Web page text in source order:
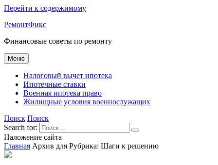
Перейти к содержимому
РемонтФикс
Финансовые советы по ремонту
Меню
Налоговый вычет ипотека
Ипотечные ставки
Военная ипотека право
Жилищные условия военнослужащих
Поиск Поиск
Search for:
Наложение сайта
Главная Архив для Рубрика: Шаги к решению